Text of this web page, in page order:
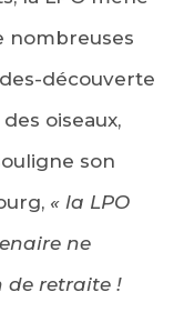
nombreuses
découverte
oiseaux,
son
« la LPO
ne
de retraite !